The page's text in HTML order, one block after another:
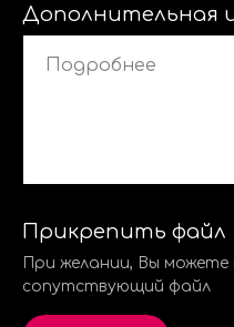
Дополнительная
Прикрепить файл
При желании, Вы можете
сопутствующий файл